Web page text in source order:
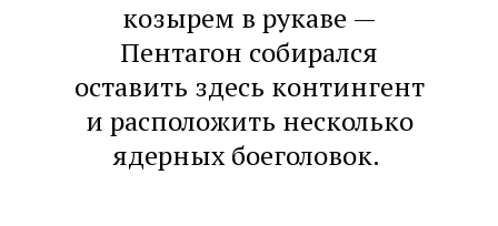
козырем в рукаве —
Пентагон собирался
оставить здесь контингент
и расположить несколько
ядерных боеголовок.